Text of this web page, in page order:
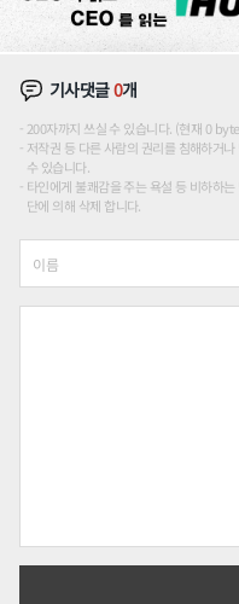
기사댓글0개
200자까지 쓰실 수 있습니다. (현재 0
저작권 등 다른 사람의 권리를 침해하거
수 있습니다.
타인에게 불쾌감을 주는 욕설 등 비하하
단에 의해 삭제 합니다.